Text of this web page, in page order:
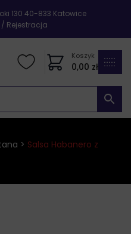
130 40-833 Katowice
Rejestracja
Koszyk
0,00 zł
> Salsa Habanero z